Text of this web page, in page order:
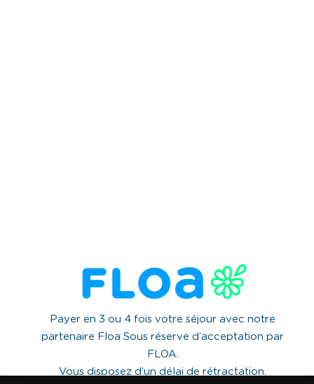
Payer en 3 ou 4 fois votre séjour avec notre
partenaire Floa Sous réserve d’acceptation par
FLOA.
Vous disposez d’un délai de rétractation.